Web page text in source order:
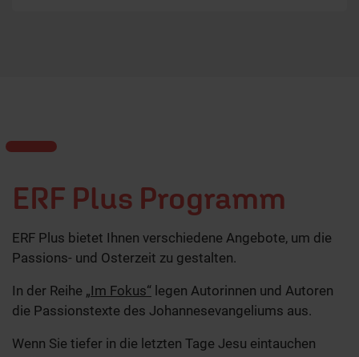
ERF Plus Programm
ERF Plus bietet Ihnen verschiedene Angebote, um die
Passions- und Osterzeit zu gestalten.
In der Reihe „Im Fokus“ legen Autorinnen und Autoren
die Passionstexte des Johannesevangeliums aus.
Wenn Sie tiefer in die letzten Tage Jesu eintauchen